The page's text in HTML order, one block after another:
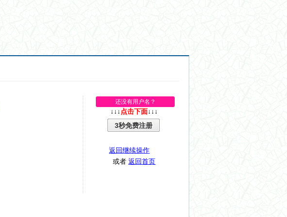
还没有用户名？
↓↓↓ 点击下面 ↓↓↓
3秒免费注册
返回继续操作
或者返回首页